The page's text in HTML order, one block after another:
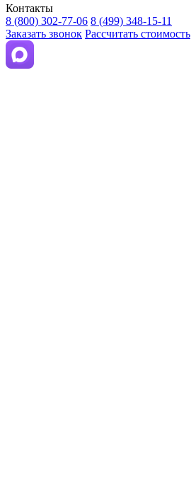
Контакты
8 (800) 302-77-06 8 (499) 348-15-11
Заказать звонок Рассчитать стоимость